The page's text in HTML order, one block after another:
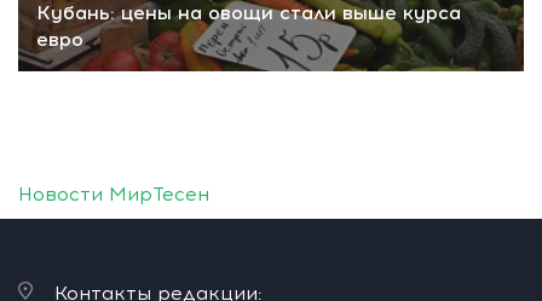
Кубань: цены на овощи стали выше курса
евро
Новости МирТесен
Контакты редакции: